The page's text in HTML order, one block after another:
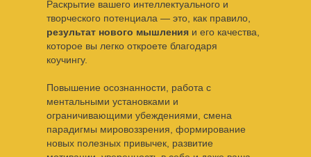
Раскрытие вашего интеллектуального и
творческого потенциала — это, как правило,
результат нового мышления и его качества,
которое вы легко откроете благодаря
коучингу.
Повышение осознанности, работа с
ментальными установками и
ограничивающими убеждениями, смена
парадигмы мировоззрения, формирование
новых полезных привычек, развитие